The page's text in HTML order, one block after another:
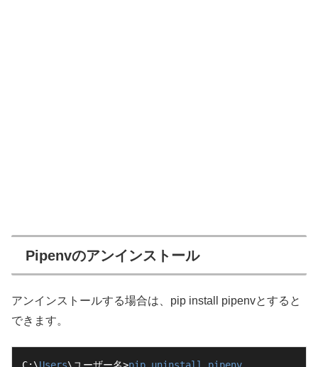
Pipenvのアンインストール
アンインストールする場合は、pip install pipenvとすると
できます。